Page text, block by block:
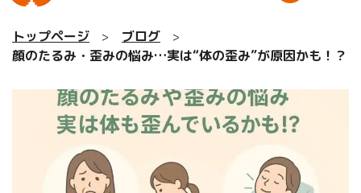
トップページ
ブログ
顔のたるみ・歪みの悩み…実は“体の歪み”が原因かも！？